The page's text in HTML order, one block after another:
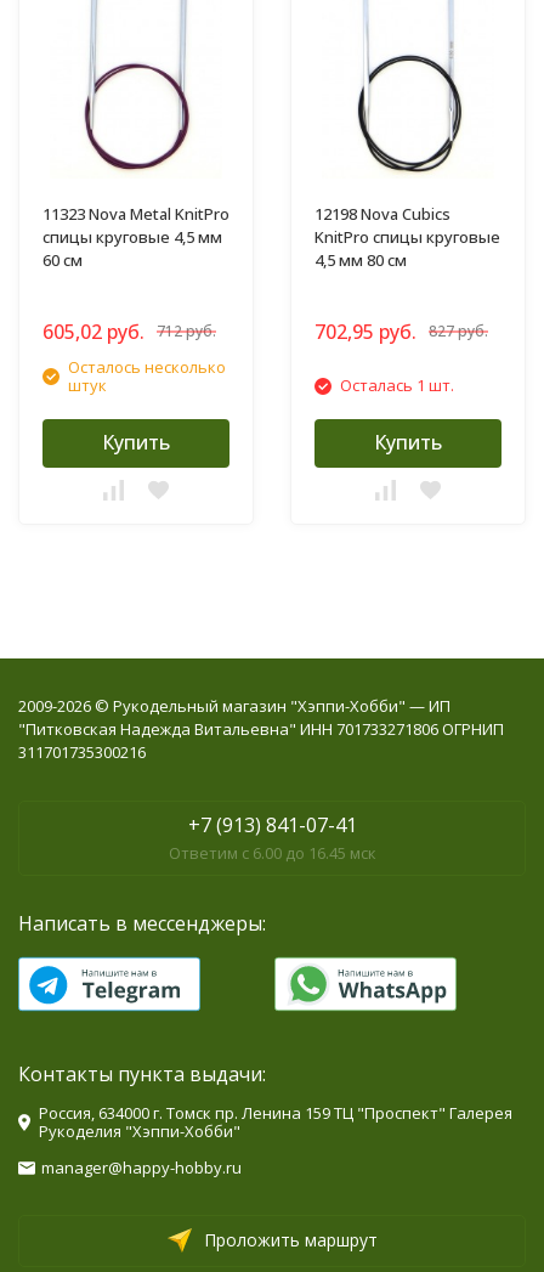
11323 Nova Metal KnitPro
спицы круговые 4,5 мм
60 см
605,02 руб. 712 руб.
Осталось несколько
штук
Купить
12198 Nova Cubics
KnitPro спицы круговые
4,5 мм 80 см
702,95 руб. 827 руб.
Осталась 1 шт.
Купить
2009-2026 © Рукодельный магазин "Хэппи-Хобби" — ИП
"Питковская Надежда Витальевна" ИНН 701733271806 ОГРНИП
311701735300216
+7 (913) 841-07-41
Ответим с 6.00 до 16.45 мск
Написать в мессенджеры:
Контакты пункта выдачи:
Россия, 634000 г. Томск пр. Ленина 159 ТЦ "Проспект" Галерея
Рукоделия "Хэппи-Хобби"
manager@happy-hobby.ru
Проложить маршрут